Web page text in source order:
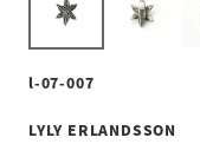
l-07-007
LYLY ERLANDSSON